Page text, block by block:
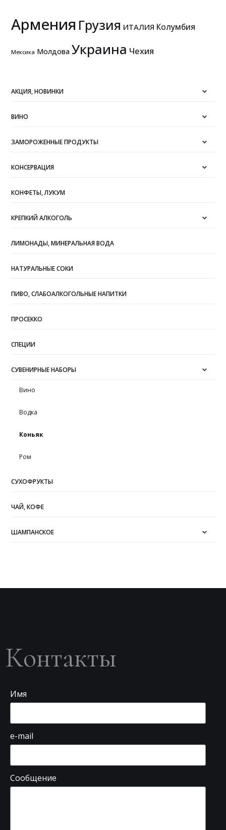
Армения Грузия ИТАЛИЯ Колумбия
Мексика Молдова Украина Чехия
АКЦИЯ, НОВИНКИ
ВИНО
ЗАМОРОЖЕННЫЕ ПРОДУКТЫ
КОНСЕРВАЦИЯ
КОНФЕТЫ, ЛУКУМ
КРЕПКИЙ АЛКОГОЛЬ
ЛИМОНАДЫ, МИНЕРАЛЬНАЯ ВОДА
НАТУРАЛЬНЫЕ СОКИ
ПИВО, СЛАБОАЛКОГОЛЬНЫЕ НАПИТКИ
ПРОСЕККО
СПЕЦИИ
СУВЕНИРНЫЕ НАБОРЫ
Вино
Водка
Коньяк
Ром
СУХОФРУКТЫ
ЧАЙ, КОФЕ
ШАМПАНСКОЕ
Контакты
Имя
e-mail
Сообщение